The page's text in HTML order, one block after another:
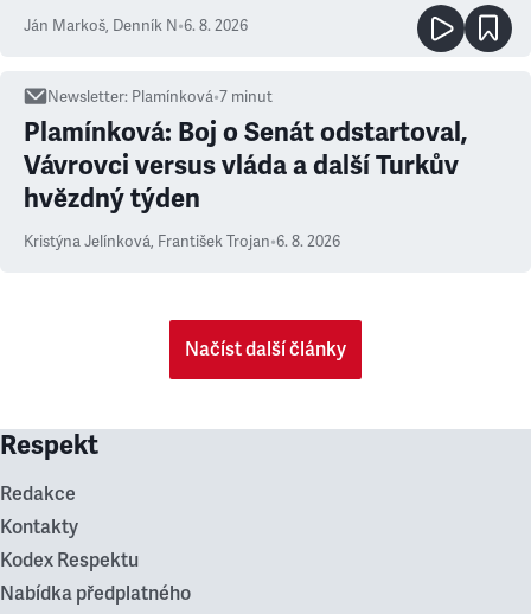
Ján Markoš, Denník N•6. 8. 2026
Newsletter: Plamínková•7 minut
Plamínková: Boj o Senát odstartoval,
Vávrovci versus vláda a další Turkův
hvězdný týden
Kristýna Jelínková, František Trojan•6. 8. 2026
Načíst další články
Respekt
Redakce
Kontakty
Kodex Respektu
Nabídka předplatného